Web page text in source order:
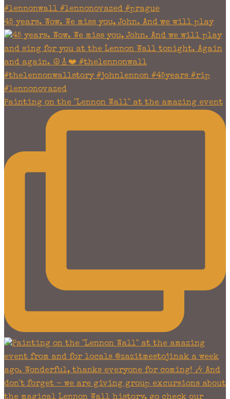
45 years. Wow. We miss you, John. And we will play
Painting on the "Lennon Wall" at the amazing event